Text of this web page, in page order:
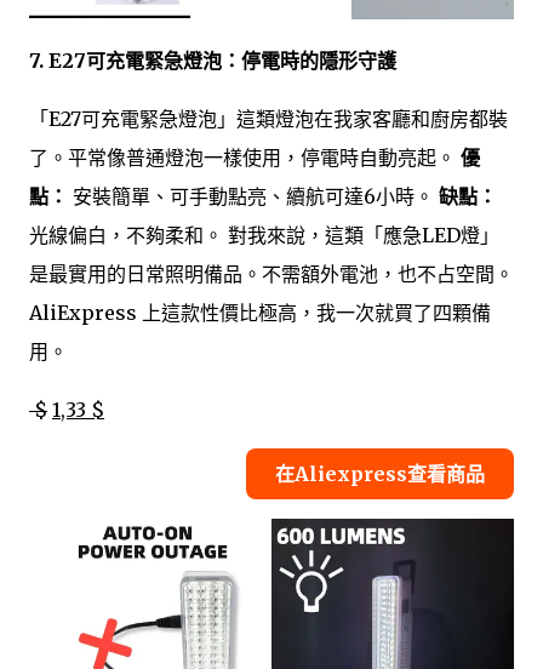
7. E27可充電緊急燈泡：停電時的隱形守護
「E27可充電緊急燈泡」這類燈泡在我家客廳和廚房都裝
了。平常像普通燈泡一樣使用，停電時自動亮起。 優
點： 安裝簡單、可手動點亮、續航可達6小時。 缺點：
光線偏白，不夠柔和。 對我來說，這類「應急LED燈」
是最實用的日常照明備品。不需額外電池，也不占空間。
AliExpress 上這款性價比極高，我一次就買了四顆備
用。
$ 1,33 $
在Aliexpress查看商品